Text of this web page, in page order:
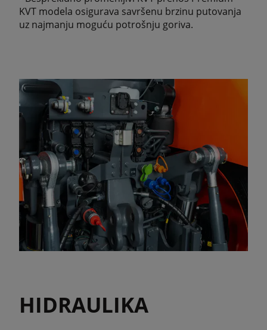
KVT modela osigurava savršenu brzinu putovanja
uz najmanju moguću potrošnju goriva.
HIDRAULIKA